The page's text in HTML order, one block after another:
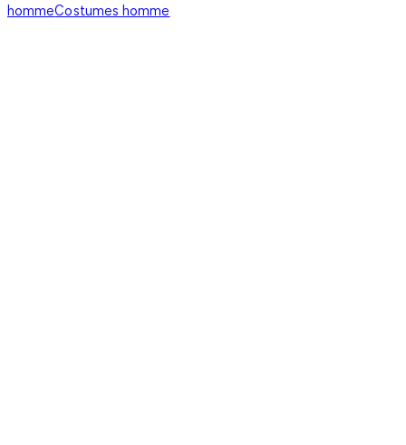
hommeCostumes homme